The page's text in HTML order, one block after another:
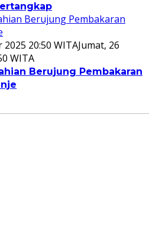
2025 20:50 WITAJumat, 26
WITA
Berujung Pembakaran